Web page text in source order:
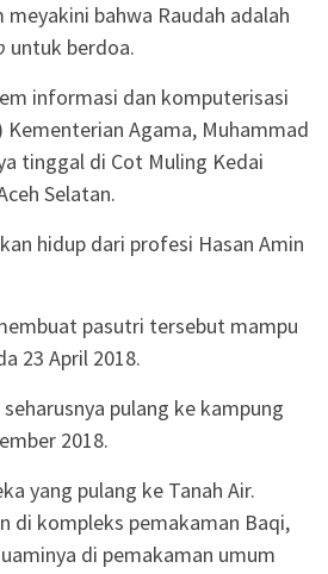
bahwa Raudah adalah
untuk berdoa.
informasi dan komputerisasi
Agama, Muhammad
tinggal di Cot Muling Kedai
Selatan.
hidup dari profesi Hasan Amin
pasutri tersebut mampu
23 April 2018.
pulang ke kampung
2018.
yang pulang ke Tanah Air.
di kompleks pemakaman Baqi,
di pemakaman umum